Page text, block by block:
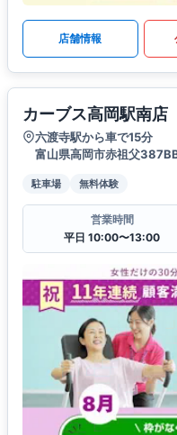
店舗情報
カーブス高岡駅南店
六渡寺駅から車で15分
富山県高岡市赤祖父
駐車場 無料体験
営業時間
平日 10:00〜13:00